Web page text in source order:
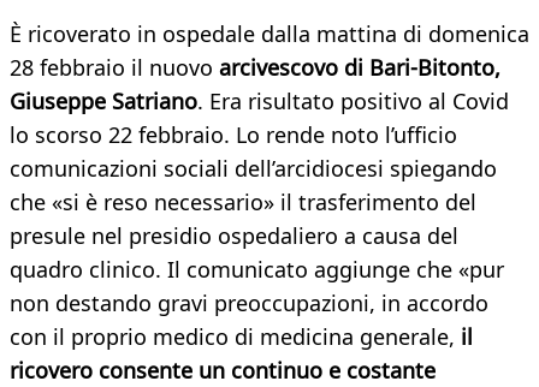
È ricoverato in ospedale dalla mattina di domenica
28 febbraio il nuovo arcivescovo di Bari-Bitonto,
Giuseppe Satriano. Era risultato positivo al Covid
lo scorso 22 febbraio. Lo rende noto l’ufficio
comunicazioni sociali dell’arcidiocesi spiegando
che «si è reso necessario» il trasferimento del
presule nel presidio ospedaliero a causa del
quadro clinico. Il comunicato aggiunge che «pur
non destando gravi preoccupazioni, in accordo
con il proprio medico di medicina generale, il
ricovero consente un continuo e costante